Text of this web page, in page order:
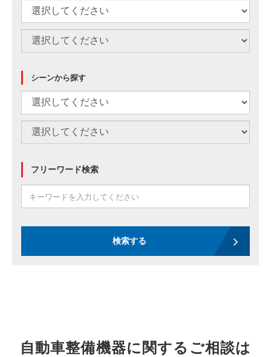
シーンから探す
フリーワード検索
検索する
自動車整備機器に関するご相談は